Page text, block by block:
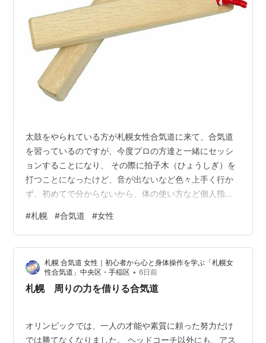
太鼓をやられている方が札幌女性合気道に来て、合気道
を習っているのですが、今度プロの方達と一緒にセッシ
ョンすることになり、 その際に拍子木（ひょうしぎ）を
打つことになったけど、音が出ないなど色々上手く行か
ず、初めてで分からないから、体の使い方など個人指導
で、木をカンカン叩いて拍子をとる音具です。） しかし
身体の使い方と言われても、私も殆ど見たことも無い
し、一度も触ったことも無ければ、どうやるのか私も全
く分からないので、教えてと言われても困ってしまいま
す。 ただ動画を送って貰うと、確かに不自然だなと感じ
るものがあり、よくは分からないけど私ならそうは…
#札幌 #合気道 #女性
札幌 合気道 女性｜初心者から心と身体操作を学ぶ「札幌女
性合気道」中央区・手稲区 • 6日前
札幌 周りの力を借りる合気道
オリンピックでは、一人の才能や素質に頼った努力だけ
では勝てなくなりました。 ヘッドコーチ以外にも、アス